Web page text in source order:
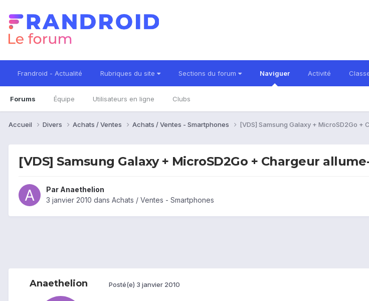
Frandroid - Actualité Rubriques du site Sections du forum Naviguer
Forums Équipe Utilisateurs en ligne Clubs
Activité
Accueil Divers Achats / Ventes Achats / Ventes - Smartphones [VDS] Samsung Galaxy + MicroSD2Go +
[VDS] Samsung Galaxy + MicroSD2Go + Chargeur
Par Anaethelion
3 janvier 2010 dans Achats / Ventes - Smartphones
Anaethelion Posté(e) 3 janvier 2010